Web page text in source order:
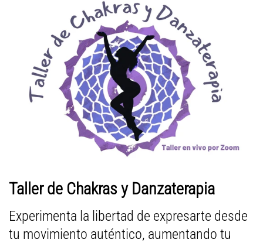
Taller de Chakras y Danzaterapia
Experimenta la libertad de expresarte desde
tu movimiento auténtico, aumentando tu